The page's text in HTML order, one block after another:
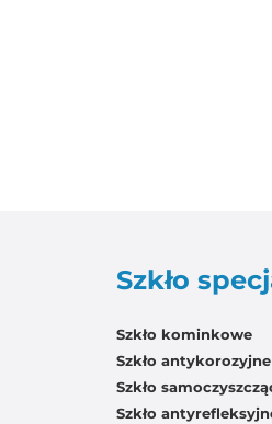
Szkło
Szkło kominkowe
Szkło antykorozyjne
Szkło
Szkło